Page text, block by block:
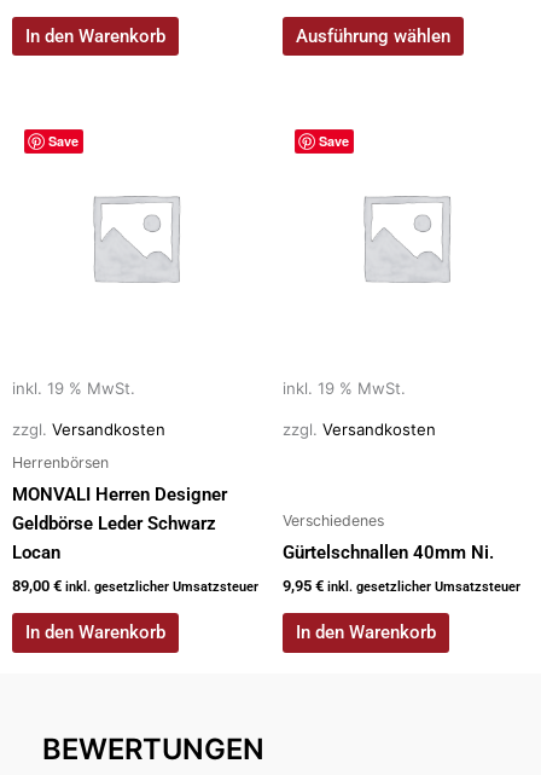
In den Warenkorb Ausführung wählen
Save
inkl. 19 % MwSt.
zzgl. Versandkosten
Herrenbörsen
MONVALI Herren Designer
Geldbörse Leder Schwarz
Locan
89,00 € inkl. gesetzlicher Umsatzsteuer
In den Warenkorb
Save
inkl. 19 % MwSt.
zzgl. Versandkosten
Verschiedenes
Gürtelschnallen 40mm Ni.
9,95 € inkl. gesetzlicher Umsatzsteuer
In den Warenkorb
BEWERTUNGEN